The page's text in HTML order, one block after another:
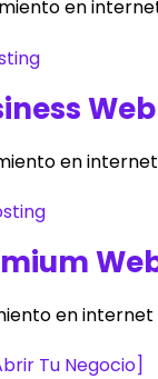
en
en internet
en internet